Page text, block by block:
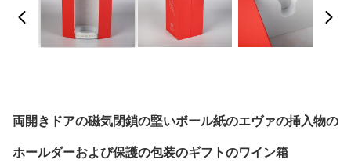
両開きドアの磁気閉鎖の堅いボール紙のエヴァの挿入物の
ホールダーおよび保護の包装のギフトのワイン箱